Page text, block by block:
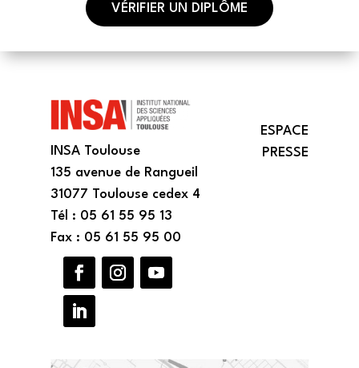
VÉRIFIER UN DIPLÔME
INSA Toulouse
135 avenue de Rangueil
31077 Toulouse cedex 4
Tél : 05 61 55 95 13
Fax : 05 61 55 95 00
F
c
b
a
ESPACE
PRESSE